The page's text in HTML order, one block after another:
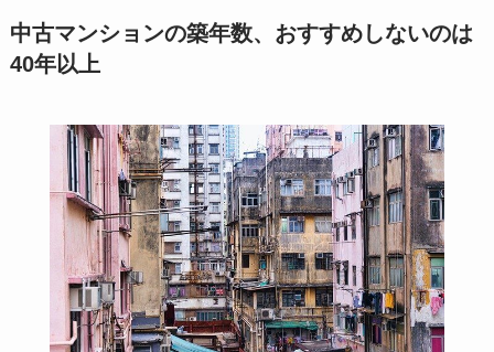
中古マンションの築年数、おすすめしないのは
40年以上